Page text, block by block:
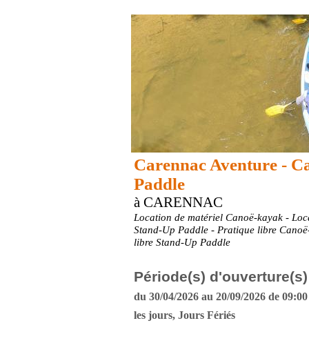
Carennac Aventure -
Paddle
à CARENNAC
Location de matériel Canoë-kayak -
Stand-Up Paddle - Pratique libre
libre Stand-Up Paddle
Période(s) d'ouverture(s)
du 30/04/2026 au 20/09/2026 de
les jours, Jours Fériés